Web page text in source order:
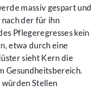
massiv gespart und
der für ihn
Pflegeregresses kein
etwa durch eine
sieht Kern die
Gesundheitsbereich.
würden Stellen